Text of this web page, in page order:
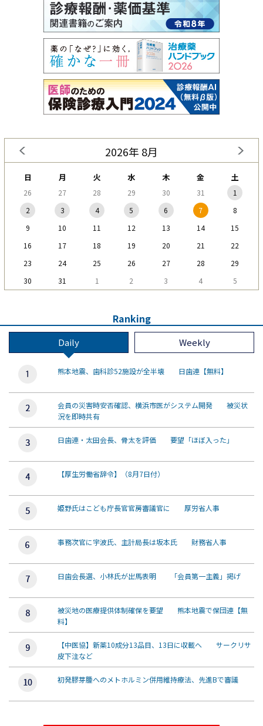
2026年 8月
日 月 火 水 木 金 土
26 27 28 29 30 31
1
2
3 4 5 6 7
8
9
10 11 12 13 14
15
16
17 18 19 20 21
22
23
24 25 26 27 28
29
30
31 1 2 3 4 5
Ranking
Daily Weekly
熊本地震、歯科診52施設が全半壊 日歯連【無料】
会員の災害時安否確認、横浜市医がシステム開発 被災状
況を即時共有
日歯連・太田会長、骨太を評価 要望「ほぼ入った」
【厚生労働省辞令】（8月7日付）
姫野氏はこども庁長官官房審議官に 厚労省人事
事務次官に宇波氏、主計局長は坂本氏 財務省人事
日歯会長選、小林氏が出馬表明 「会員第一主義」掲げ
被災地の医療提供体制確保を要望 熊本地震で保団連【無
料】
【中医協】新薬10成分13品目、13日に収載へ サークリサ
皮下注など
初発膠芽腫へのメトホルミン併用維持療法、先進Bで審議